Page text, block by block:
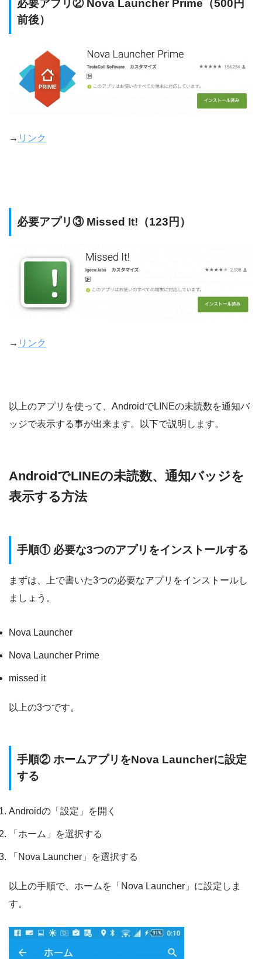
必要アプリ② Nova Launcher Prime（500円
前後）
→ リンク
必要アプリ③ Missed It!（123円）
→ リンク
以上のアプリを使って、AndroidでLINEの未読数を通知バ
ッジで表示する事が出来ます。以下で説明します。
AndroidでLINEの未読数、通知バッジを
表示する方法
手順① 必要な3つのアプリをインストールする
まずは、上で書いた3つの必要なアプリをインストールし
ましょう。
Nova Launcher
Nova Launcher Prime
missed it
以上の3つです。
手順② ホームアプリをNova Launcherに設定
する
Androidの「設定」を開く
「ホーム」を選択する
「Nova Launcher」を選択する
以上の手順で、ホームを「Nova Launcher」に設定しま
す。